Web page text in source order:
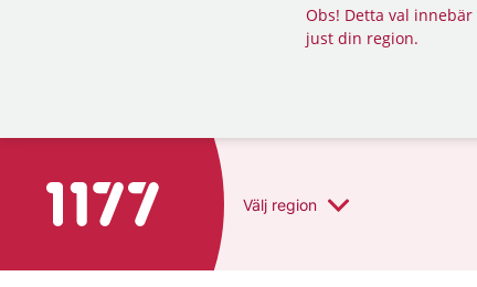
Obs! Detta val
just din region.
Till startsidan för 1177 Välj region